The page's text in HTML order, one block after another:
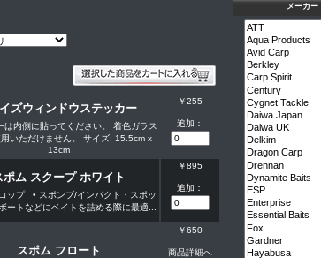
ズウィンドウステッカー
は内側に貼ってください。 着色ガラス
いただけません。 サイズ: 15.5cm x
13cm
￥255
追加：
ポム スクープ ホワイト
ップ • スポンブ/インパクト・スポッ
ートなどにベイトを詰める際に最適...
￥895
追加：
スポム フロート
￥650
商品詳細へ
メーカー
メーカーを選択